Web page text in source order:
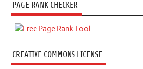
PAGE RANK CHECKER
CREATIVE COMMONS LICENSE